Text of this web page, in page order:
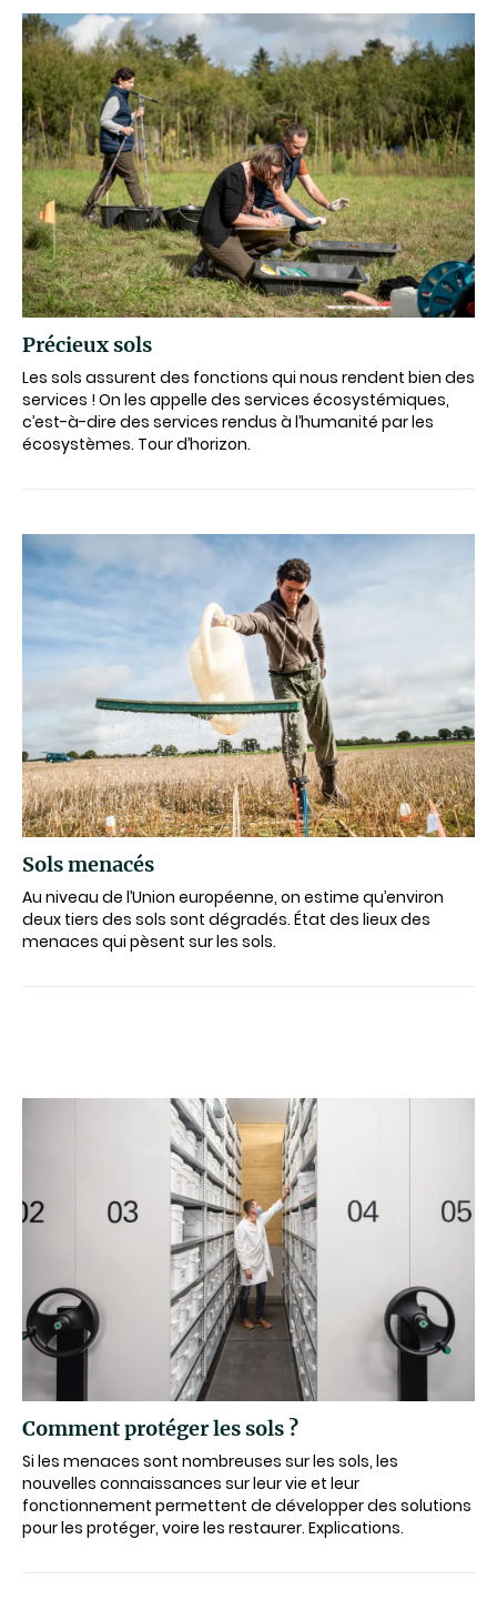
Précieux sols
Les sols assurent des fonctions qui nous rendent bien des
services ! On les appelle des services écosystémiques,
c’est-à-dire des services rendus à l’humanité par les
écosystèmes.​ Tour d’horizon.
Sols menacés
Au niveau de l’Union européenne, on estime qu’environ
deux tiers des sols sont dégradés. État des lieux des
menaces qui pèsent sur les sols.
Comment protéger les sols ?
Si les menaces sont nombreuses sur les sols, les
nouvelles connaissances sur leur vie et leur
fonctionnement permettent de développer des solutions
pour les protéger, voire les restaurer. Explications.